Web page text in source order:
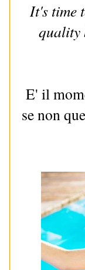
It's time
quality
E' il
se non